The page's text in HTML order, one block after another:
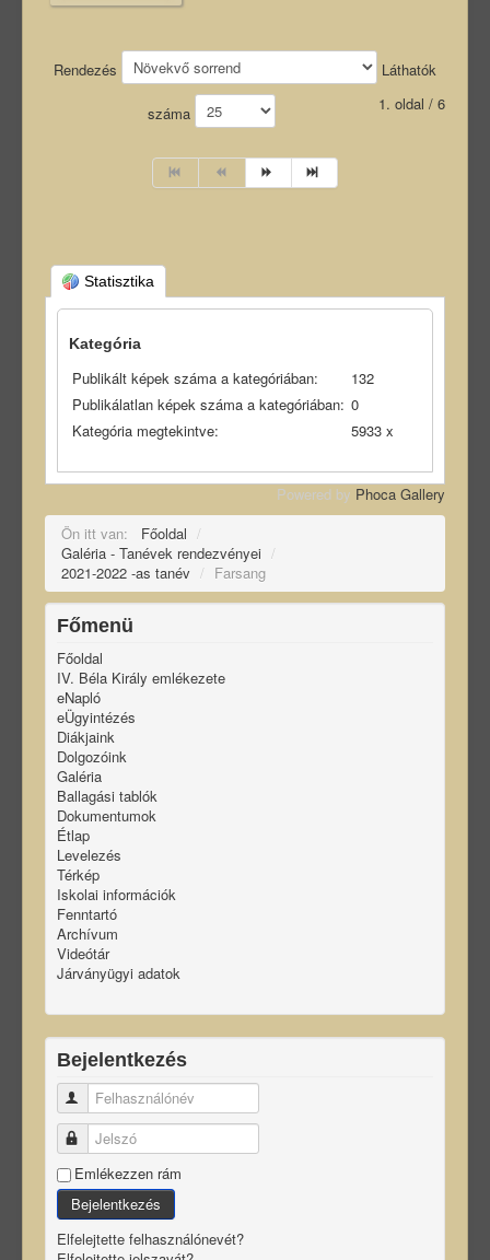
Rendezés Láthatók
száma 1. oldal / 6
Statisztika
Kategória
Publikált képek száma a kategóriában:
132
Publikálatlan képek száma a kategóriában: 0
Kategória megtekintve:
5933 x
Powered by Phoca Gallery
Ön itt van:
Főoldal /
Galéria - Tanévek rendezvényei /
2021-2022 -as tanév / Farsang
Főmenü
Főoldal
IV. Béla Király emlékezete
eNapló
eÜgyintézés
Diákjaink
Dolgozóink
Galéria
Ballagási tablók
Dokumentumok
Étlap
Levelezés
Térkép
Iskolai információk
Fenntartó
Archívum
Videótár
Járványügyi adatok
Bejelentkezés
Felhasználónév
Jelszó
Emlékezzen rám
Bejelentkezés
Elfelejtette felhasználónevét?